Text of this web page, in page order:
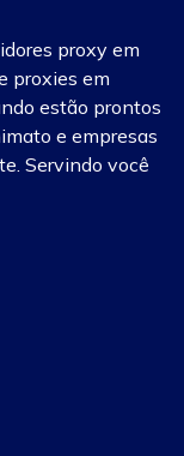
proxy em
proxies em
estão prontos
e empresas
Servindo você